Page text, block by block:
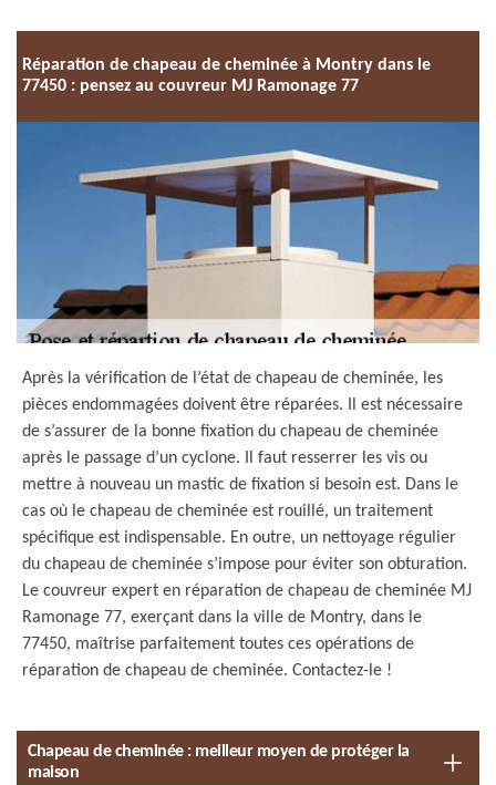
Réparation de chapeau de cheminée à Montry dans le
77450 : pensez au couvreur MJ Ramonage 77
Après la vérification de l’état de chapeau de cheminée, les
pièces endommagées doivent être réparées. Il est nécessaire
de s’assurer de la bonne fixation du chapeau de cheminée
après le passage d’un cyclone. Il faut resserrer les vis ou
mettre à nouveau un mastic de fixation si besoin est. Dans le
cas où le chapeau de cheminée est rouillé, un traitement
spécifique est indispensable. En outre, un nettoyage régulier
du chapeau de cheminée s’impose pour éviter son obturation.
Le couvreur expert en réparation de chapeau de cheminée MJ
Ramonage 77, exerçant dans la ville de Montry, dans le
77450, maîtrise parfaitement toutes ces opérations de
réparation de chapeau de cheminée. Contactez-le !
Chapeau de cheminée : meilleur moyen de protéger la
maison